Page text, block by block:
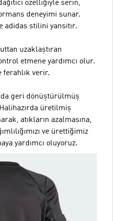
özelliğiyle serin,
deneyimi sunar.
adidas stilini yansıtır.
uzaklaştıran
etmene yardımcı olur.
verir.
geri dönüştürülmüş
üretilmiş
atıkların azalmasına,
ve ürettiğimiz
yardımcı oluyoruz.